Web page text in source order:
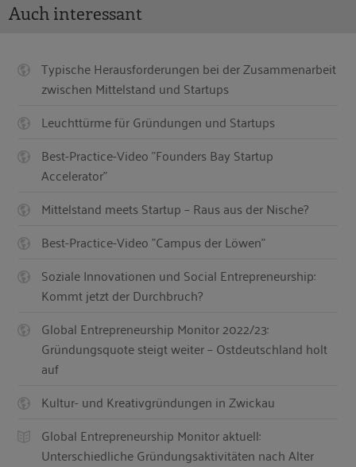
Auch interessant
Typische Herausforderungen bei der Zusammenarbeit
zwischen Mittelstand und Startups
Leuchttürme für Gründungen und Startups
Best-Practice-Video "Founders Bay Startup
Accelerator"
Mittelstand meets Startup – Raus aus der Nische?
Best-Practice-Video "Campus der Löwen"
Soziale Innovationen und Social Entrepreneurship:
Kommt jetzt der Durchbruch?
Global Entrepreneurship Monitor 2022/23:
Gründungsquote steigt weiter – Ostdeutschland holt
auf
Kultur- und Kreativgründungen in Zwickau
Global Entrepreneurship Monitor aktuell:
Unterschiedliche Gründungsaktivitäten nach Alter